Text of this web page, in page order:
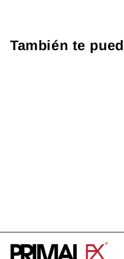
También te